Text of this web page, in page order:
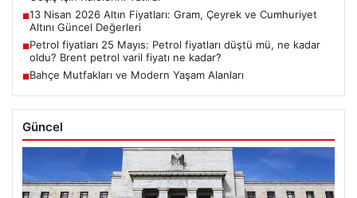
■13 Nisan 2026 Altın Fiyatları: Gram, Çeyrek ve Cumhuriyet
Altını Güncel Değerleri
■Petrol fiyatları 25 Mayıs: Petrol fiyatları düştü mü, ne kadar
oldu? Brent petrol varil fiyatı ne kadar?
■Bahçe Mutfakları ve Modern Yaşam Alanları
Güncel